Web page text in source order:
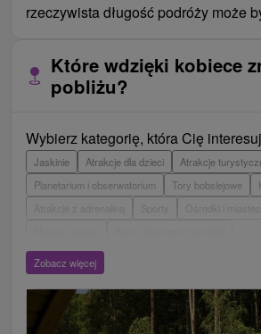
rzeczywista długość podróży może
Które wdzięki kobiece
pobliżu?
Wybierz kategorię, która Cię
Jaskinie Atrakcje dla dzieci
Atrakcje
Planetarium i obserwatorium
Tory bobslejowe
Atrakcje z adrenaliną
Wieże obserwacyjne i chodniki
Escaperoom
Ogrody botaniczne
Parki miejskie i zamkowe
Loty widokowe i rejsy wycieczkowe
Tarcze
Zobacz więcej